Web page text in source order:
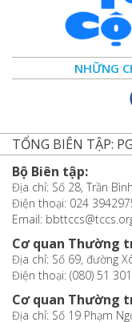
NHỮNG
TỔNG BIÊN TẬP:
Bộ Biên tập:
Địa chỉ: Số 28, Trần
Điện thoại: 024
Email:
Cơ quan Thường
Địa chỉ: Số 69, đường
Điện thoại: (080) 51
Cơ quan Thường
Địa chỉ: Số 19 Phạm